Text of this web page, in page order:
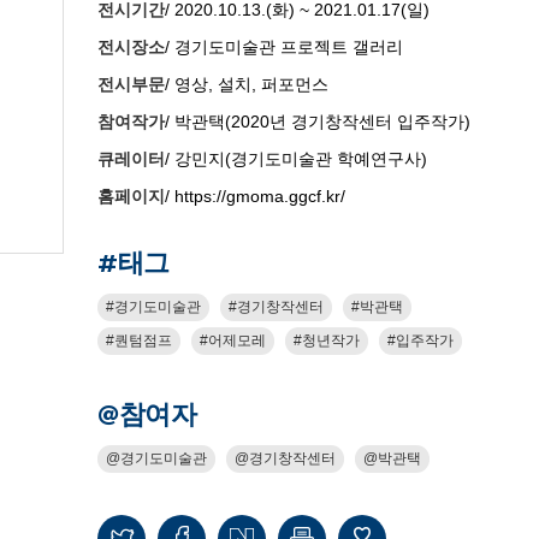
전시기간/ 2020.10.13.(화) ~ 2021.01.17(일)
전시장소/ 경기도미술관 프로젝트 갤러리
전시부문/ 영상, 설치, 퍼포먼스
참여작가/ 박관택(2020년 경기창작센터 입주작가)
큐레이터/ 강민지(경기도미술관 학예연구사)
홈페이지/ https://gmoma.ggcf.kr/
#태그
경기도미술관 경기창작센터
박관택
퀀텀점프
어제모레 청년작가 입주작가
@참여자
경기도미술관 경기창작센터 박관택